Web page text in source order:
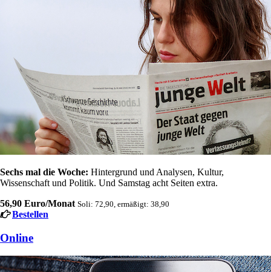
Sechs mal die Woche: Hintergrund und Analysen, Kultur,
Wissenschaft und Politik. Und Samstag acht Seiten extra.
56,90 Euro/Monat Soli: 72,90, ermäßigt: 38,90
Bestellen
Online